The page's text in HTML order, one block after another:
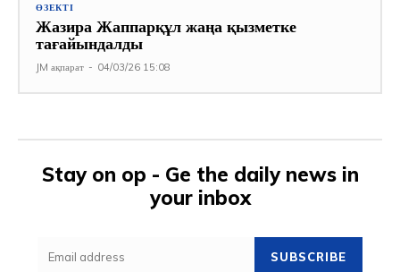
ӨЗЕКТІ
Жазира Жаппарқұл жаңа қызметке
тағайындалды
JM ақпарат - 04/03/26 15:08
Stay on op - Ge the daily news in
your inbox
SUBSCRIBE